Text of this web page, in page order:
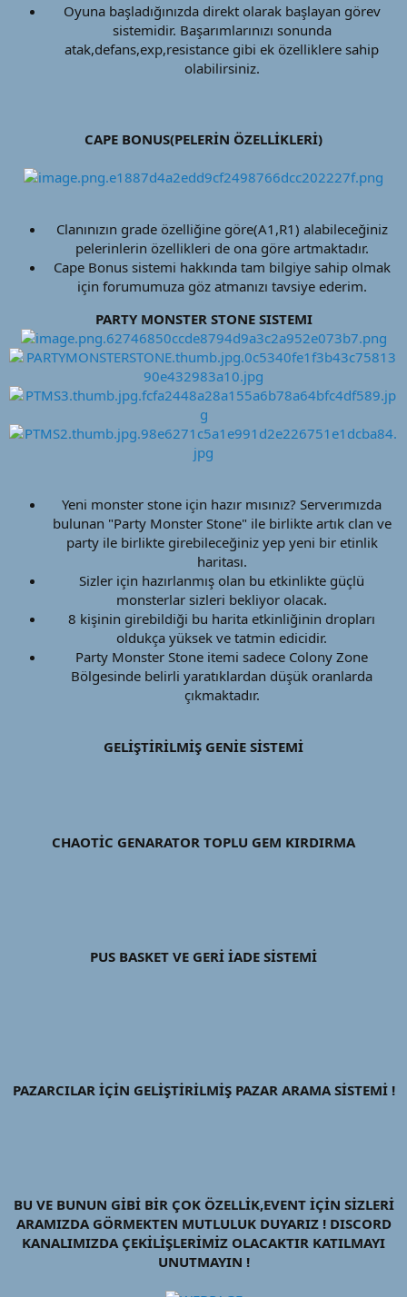
Oyuna başladığınızda direkt olarak başlayan görev
sistemidir. Başarımlarınızı sonunda
atak,defans,exp,resistance gibi ek özelliklere sahip
olabilirsiniz.​
CAPE BONUS(PELERİN ÖZELLİKLERİ)
Clanınızın grade özelliğine göre(A1,R1) alabileceğiniz
pelerinlerin özellikleri de ona göre artmaktadır.​
Cape Bonus sistemi hakkında tam bilgiye sahip olmak
için forumumuza göz atmanızı tavsiye ederim.​
PARTY MONSTER STONE SISTEMI
Yeni monster stone için hazır mısınız? Serverımızda
bulunan "Party Monster Stone" ile birlikte artık clan ve
party ile birlikte girebileceğiniz yep yeni bir etinlik
haritası.​
Sizler için hazırlanmış olan bu etkinlikte güçlü
monsterlar sizleri bekliyor olacak.​
8 kişinin girebildiği bu harita etkinliğinin dropları
oldukça yüksek ve tatmin edicidir.​
Party Monster Stone itemi sadece Colony Zone
Bölgesinde belirli yaratıklardan düşük oranlarda
çıkmaktadır.​
GELİŞTİRİLMİŞ GENİE SİSTEMİ
CHAOTİC GENARATOR TOPLU GEM KIRDIRMA
PUS BASKET VE GERİ İADE SİSTEMİ
PAZARCILAR İÇİN GELİŞTİRİLMİŞ PAZAR ARAMA SİSTEMİ !
BU VE BUNUN GİBİ BİR ÇOK ÖZELLİK,EVENT İÇİN SİZLERİ
ARAMIZDA GÖRMEKTEN MUTLULUK DUYARIZ ! DISCORD
KANALIMIZDA ÇEKİLİŞLERİMİZ OLACAKTIR KATILMAYI
UNUTMAYIN !